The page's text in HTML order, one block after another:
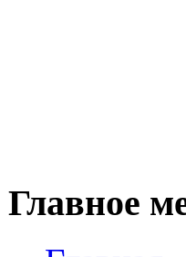
Главное